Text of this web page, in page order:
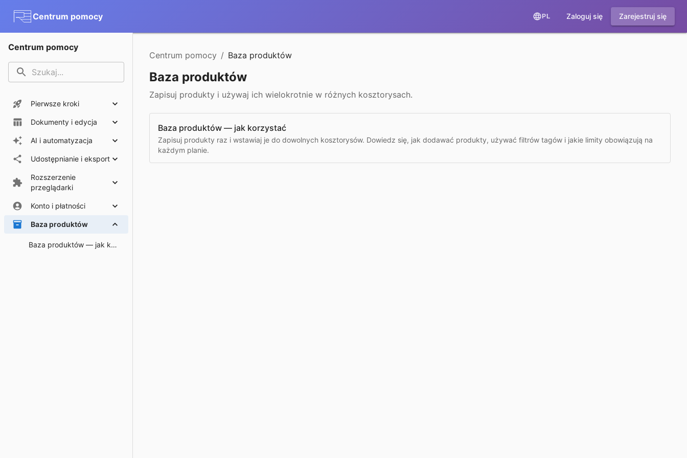
Centrum pomocy PL Zaloguj się Zarejestruj się
Centrum pomocy
Pierwsze kroki
Dokumenty i edycja
AI i automatyzacja
Udostępnianie i eksport
Rozszerzenie
przeglądarki
Konto i płatności
Baza produktów
Baza produktów — jak korzystać
Centrum pomocy / Baza produktów
Baza produktów
Zapisuj produkty i używaj ich wielokrotnie w różnych kosztorysach.
Baza produktów — jak korzystać
Zapisuj produkty raz i wstawiaj je do dowolnych kosztorysów. Dowiedz się, jak dodawać produkty, używać filtrów tagów i jakie limity obowiązują na
każdym planie.